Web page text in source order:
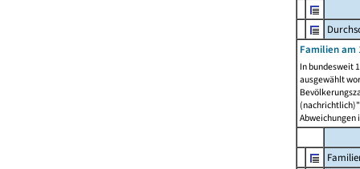
Familien am
In bundesweit
ausgewählt
Abweichungen